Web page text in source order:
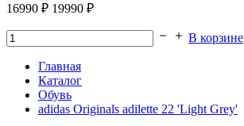
16990 ₽ 19990 ₽
В корзине
Главная
Каталог
Обувь
adidas Originals adilette 22 'Light Grey'